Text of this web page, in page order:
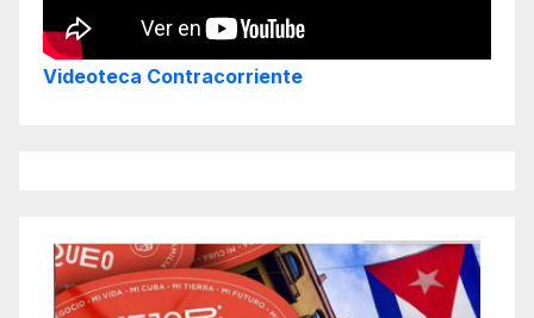
Videoteca Contracorriente